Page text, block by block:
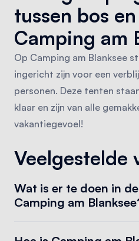
tussen bos
Camping am
Op Camping am Blanksee
ingericht zijn voor een
personen. Deze tenten
klaar en zijn van alle
vakantiegevoel!
Veelgestelde
Wat is er te doen in
Camping am